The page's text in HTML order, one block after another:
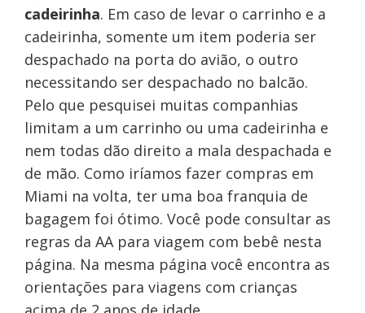
cadeirinha. Em caso de levar o carrinho e a
cadeirinha, somente um item poderia ser
despachado na porta do avião, o outro
necessitando ser despachado no balcão.
Pelo que pesquisei muitas companhias
limitam a um carrinho ou uma cadeirinha e
nem todas dão direito a mala despachada e
de mão. Como iríamos fazer compras em
Miami na volta, ter uma boa franquia de
bagagem foi ótimo. Você pode consultar as
regras da AA para viagem com bebê nesta
página. Na mesma página você encontra as
orientações para viagens com crianças